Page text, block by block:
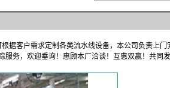
客户需求定制各类流水线设备，本公司负责上门
务，欢迎垂询！惠顾本厂洽谈！互惠双赢！共同